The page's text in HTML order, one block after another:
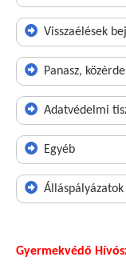
Visszaélések
Panasz,
Adatvédelmi
Egyéb
Álláspályázatok
Gyermekvédő